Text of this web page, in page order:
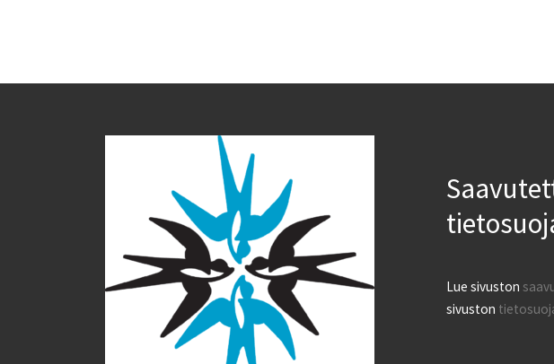
Lue sivuston
sivuston